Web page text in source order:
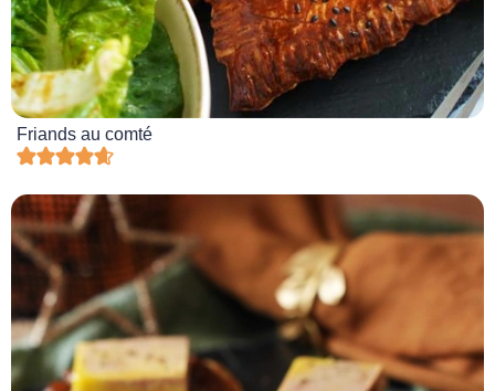
Friands au comté